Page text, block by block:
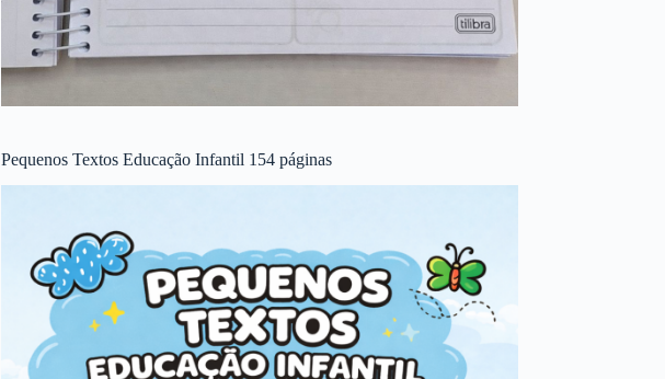
Pequenos Textos Educação Infantil 154 páginas